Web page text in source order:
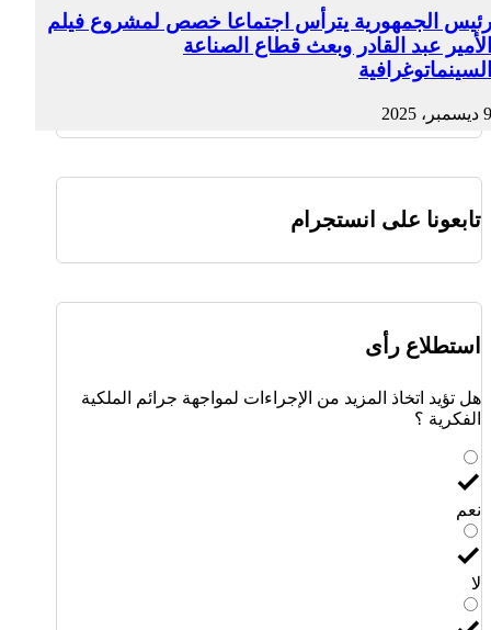
رئيس الجمهورية يترأس اجتماعا خصص لمشروع فيلم
الأمير عبد القادر وبعث قطاع الصناعة
السينماتوغرافية
9 ديسمبر، 2025
تابعونا على انستجرام
استطلاع رأى
هل تؤيد اتخاذ المزيد من الإجراءات لمواجهة جرائم الملكية
الفكرية ؟
نعم
لا